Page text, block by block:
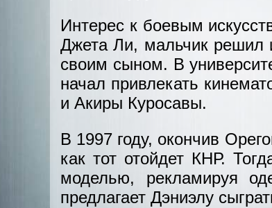
Интерес к боевым
Джета Ли, мальчик решил
своим сыном. В
начал привлекать
и Акиры Куросавы.
В 1997 году, окончив
как тот отойдет КНР.
моделью, рекламируя
предлагает Дэниэлу